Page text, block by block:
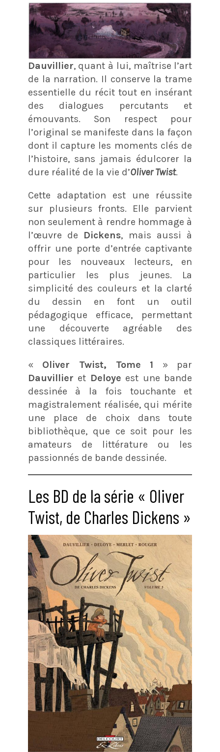
Dauvillier, quant à lui, maîtrise l’art
de la narration. Il conserve la trame
essentielle du récit tout en insérant
des dialogues percutants et
émouvants. Son respect pour
l’original se manifeste dans la façon
dont il capture les moments clés de
l’histoire, sans jamais édulcorer la
dure réalité de la vie d’Oliver Twist​​.
Cette adaptation est une réussite
sur plusieurs fronts. Elle parvient
non seulement à rendre hommage à
l’œuvre de Dickens, mais aussi à
offrir une porte d’entrée captivante
pour les nouveaux lecteurs, en
particulier les plus jeunes. La
simplicité des couleurs et la clarté
du dessin en font un outil
pédagogique efficace, permettant
une découverte agréable des
classiques littéraires​​.
« Oliver Twist, Tome 1 » par
Dauvillier et Deloye est une bande
dessinée à la fois touchante et
magistralement réalisée, qui mérite
une place de choix dans toute
bibliothèque, que ce soit pour les
amateurs de littérature ou les
passionnés de bande dessinée.
Les BD de la série « Oliver
Twist, de Charles Dickens »